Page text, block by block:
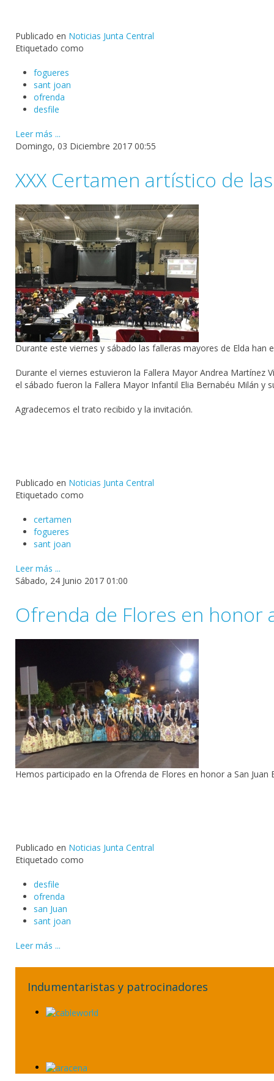
Publicado en Noticias Junta Central
Etiquetado como
fogueres
sant joan
ofrenda
desfile
Leer más ...
Domingo, 03 Diciembre 2017 00:55
XXX Certamen artístico de
Durante este viernes y sábado las falleras mayores de Elda han
Durante el viernes estuvieron la Fallera Mayor Andrea Martínez
el sábado fueron la Fallera Mayor Infantil Elia Bernabéu Milán y
Agradecemos el trato recibido y la invitación.
Publicado en Noticias Junta Central
Etiquetado como
certamen
fogueres
sant joan
Leer más ...
Sábado, 24 Junio 2017 01:00
Ofrenda de Flores en honor
Hemos participado en la Ofrenda de Flores en honor a San
Publicado en Noticias Junta Central
Etiquetado como
desfile
ofrenda
san Juan
sant joan
Leer más ...
Indumentaristas y patrocinadores